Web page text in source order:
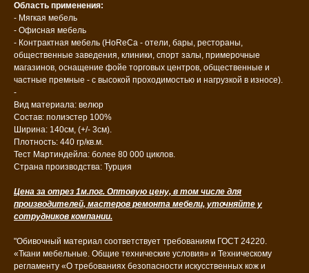
Область применения:
- Мягкая мебель
- Офисная мебель
- Контрактная мебель (HoReCa - отели, бары, рестораны,
общественные заведения, клиники, спорт залы, примерочные
магазинов, оснащение фойе торговых центров, общественные и
частные премные - с высокой проходимостью и нагрузкой в износе).
-
Вид материала: велюр
Состав: полиэстер 100%
Ширина: 140см, (+/- 3см).
Плотность: 440 гр/кв.м.
Тест Мартиндейла: более 80 000 циклов.
Страна производства: Турция
Цена за отрез 1м.пог. Оптовую цену, в том числе для
производителей, мастеров ремонта мебели, уточняйте у
сотрудников компании.
"Обивочный материал соответствует требованиям ГОСТ 24220.
«Ткани мебельные. Общие технические условия» и Техническому
регламенту «О требованиях безопасности искусственных кож и